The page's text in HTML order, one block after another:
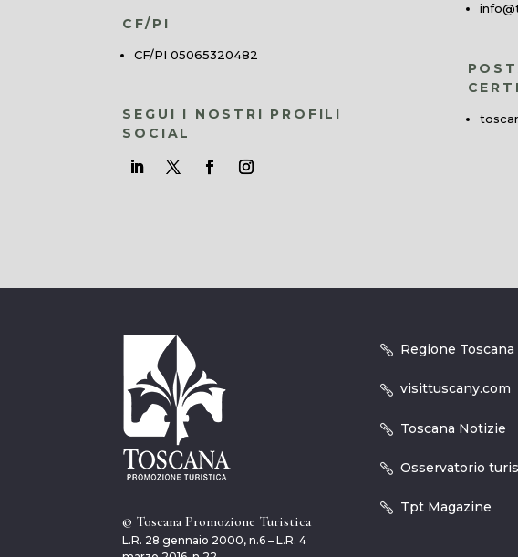
CF/PI
CF/PI 05065320482
SEGUI I NOSTRI PROFILI
SOCIAL
© Toscana Promozione Turistica
L.R. 28 gennaio 2000, n.6 – L.R. 4
Regione Toscana
visittuscany.com
Toscana Notizie
Osservatorio
Tpt Magazine